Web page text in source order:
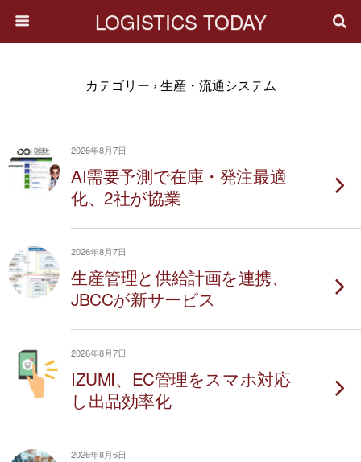
LOGISTICS TODAY
カテゴリー › 生産・流通システム
2026年8月7日
AI需要予測で在庫・発注最適
化、2社が協業
2026年8月7日
生産管理と供給計画を連携、
JBCCが新サービス
2026年8月7日
IZUMI、EC管理をスマホ対応
し出品効率化
2026年8月6日